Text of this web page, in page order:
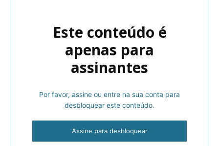
Este conteúdo é
apenas para
assinantes
Por favor, assine ou entre na sua conta para
desbloquear este conteúdo.
Assine para desbloquear